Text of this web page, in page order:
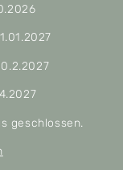
geschlossen.